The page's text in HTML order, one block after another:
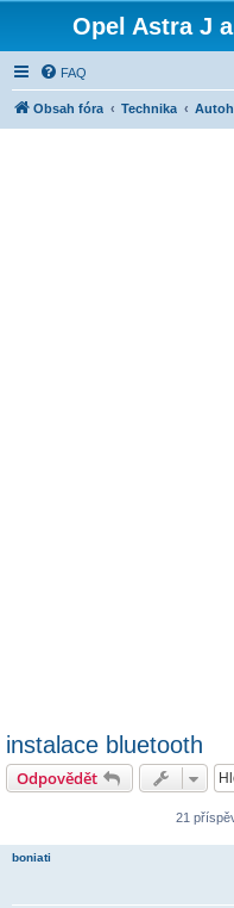
Opel Astra J
FAQ
Obsah fóra Technika
instalace bluetooth
Odpovědět
21
boniati